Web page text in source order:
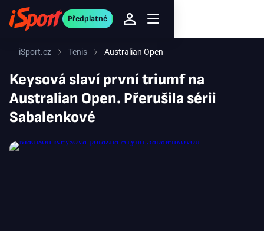
Předplatné
iSport.cz Tenis Australian Open
Keysová slaví první triumf na
Australian Open. Přerušila sérii
Sabalenkové